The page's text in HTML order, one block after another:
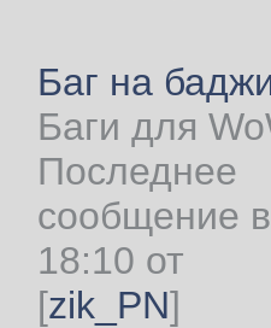
Баг на
Баги для
Последнее
сообщение в
18:10 от
[zik_PN]